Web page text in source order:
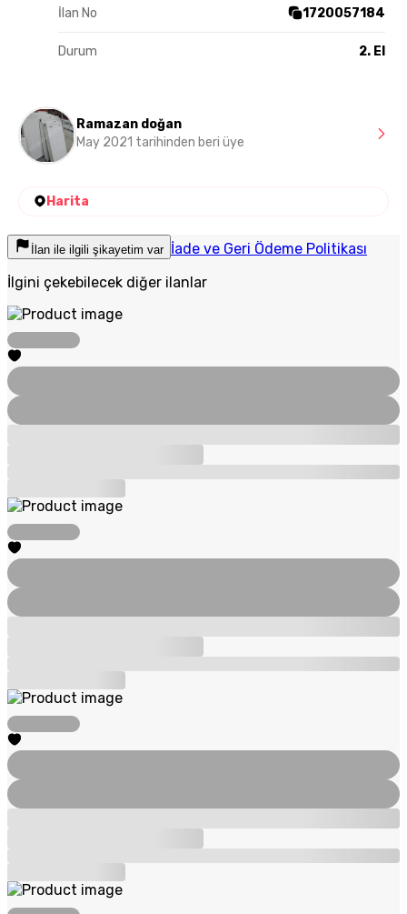
İlan No 1720057184
Durum 2. El
Ramazan doğan
May 2021 tarihinden beri üye
Harita
İlan ile ilgili şikayetim var İade ve Geri Ödeme Politikası
İlgini çekebilecek diğer ilanlar